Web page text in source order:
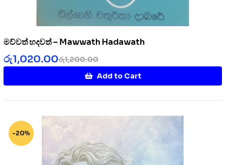
මව්වත් හදවත් – Mawwath Hadawath
රු1,200.00
රු1,020.00
Add to Cart
-20%